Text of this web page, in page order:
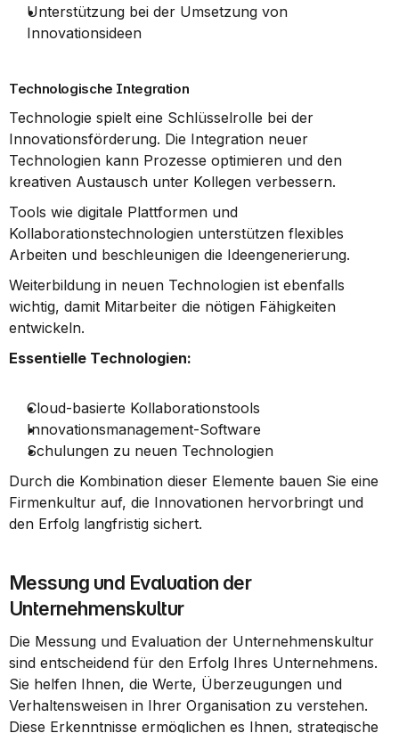
Unterstützung bei der Umsetzung von
Innovationsideen
Technologische Integration
Technologie spielt eine Schlüsselrolle bei der
Innovationsförderung. Die Integration neuer
Technologien kann Prozesse optimieren und den
kreativen Austausch unter Kollegen verbessern.
Tools wie digitale Plattformen und
Kollaborationstechnologien unterstützen flexibles
Arbeiten und beschleunigen die Ideengenerierung.
Weiterbildung in neuen Technologien ist ebenfalls
wichtig, damit Mitarbeiter die nötigen Fähigkeiten
entwickeln.
Essentielle Technologien:
Cloud-basierte Kollaborationstools
Innovationsmanagement-Software
Schulungen zu neuen Technologien
Durch die Kombination dieser Elemente bauen Sie eine
Firmenkultur auf, die Innovationen hervorbringt und
den Erfolg langfristig sichert.
Messung und Evaluation der
Unternehmenskultur
Die Messung und Evaluation der Unternehmenskultur
sind entscheidend für den Erfolg Ihres Unternehmens.
Sie helfen Ihnen, die Werte, Überzeugungen und
Verhaltensweisen in Ihrer Organisation zu verstehen.
Diese Erkenntnisse ermöglichen es Ihnen, strategische